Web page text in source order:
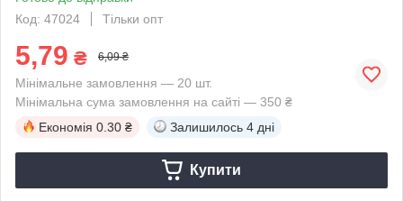
Код: 47024
Тільки опт
5,79 ₴ 6,09 ₴
Мінімальне замовлення — 20 шт.
Мінімальна сума замовлення на сайті — 350 ₴
Економія 0.30 ₴ Залишилось 4 дні
Купити